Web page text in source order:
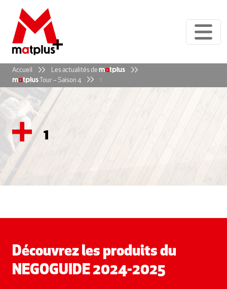
Accueil Les actualités de matplus
matplus Tour – Saison 4 1
1
Découvrez les produits du
NEGOGUIDE 2024-2025